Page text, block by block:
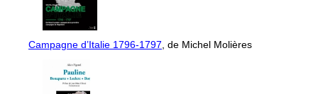
Campagne d’Italie 1796-1797 , de Michel Molières